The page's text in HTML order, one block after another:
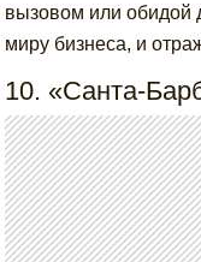
вызовом или обидой
миру бизнеса, и
10. «Санта-